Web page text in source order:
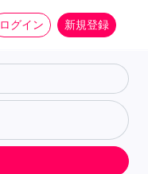
ログイン 新規登録